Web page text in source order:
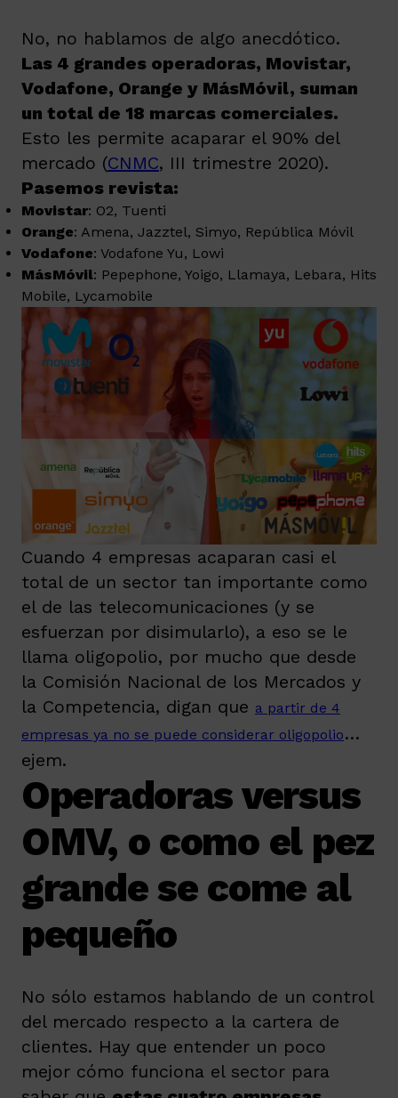
No, no hablamos de algo anecdótico.
Las 4 grandes operadoras, Movistar,
Vodafone, Orange y MásMóvil, suman
un total de 18 marcas comerciales.
Esto les permite acaparar el 90% del
mercado (CNMC, III trimestre 2020).
Pasemos revista:
Movistar: O2, Tuenti
Orange: Amena, Jazztel, Simyo, República Móvil
Vodafone: Vodafone Yu, Lowi
MásMóvil: Pepephone, Yoigo, Llamaya, Lebara, Hits
Mobile, Lycamobile
Cuando 4 empresas acaparan casi el
total de un sector tan importante como
el de las telecomunicaciones (y se
esfuerzan por disimularlo), a eso se le
llama oligopolio, por mucho que desde
la Comisión Nacional de los Mercados y
la Competencia, digan que a partir de 4
empresas ya no se puede considerar oligopolio…
ejem.
Operadoras versus
OMV, o como el pez
grande se come al
pequeño
No sólo estamos hablando de un control
del mercado respecto a la cartera de
clientes. Hay que entender un poco
mejor cómo funciona el sector para